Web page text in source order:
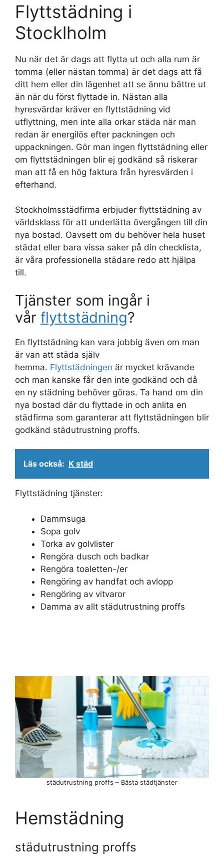
Flyttstädning i
Stocklholm
Nu när det är dags att flytta ut och alla rum är
tomma (eller nästan tomma) är det dags att få
ditt hem eller din lägenhet att se ännu bättre ut
än när du först flyttade in. Nästan alla
hyresvärdar kräver en flyttstädning vid
utflyttning, men inte alla orkar städa när man
redan är energilös efter packningen och
uppackningen. Gör man ingen flyttstädning eller
om flyttstädningen blir ej godkänd så riskerar
man att få en hög faktura från hyresvärden i
efterhand.
Stockholmsstädfirma erbjuder flyttstädning av
världsklass för att underlätta övergången till din
nya bostad. Oavsett om du behöver hela huset
städat eller bara vissa saker på din checklista,
är våra professionella städare redo att hjälpa
till.
Tjänster som ingår i
vår flyttstädning?
En flyttstädning kan vara jobbig även om man
är van att städa själv
hemma. Flyttstädningen är mycket krävande
och man kanske får den inte godkänd och då
en ny städning behöver göras. Ta hand om din
nya bostad där du flyttade in och anlita en
städfirma som garanterar att flyttstädningen blir
godkänd städutrustning proffs.
Läs också: K städ
Flyttstädning tjänster:
Dammsuga
Sopa golv
Torka av golvlister
Rengöra dusch och badkar
Rengöra toaletten-/er
Rengöring av handfat och avlopp
Rengöring av vitvaror
Damma av allt städutrustning proffs
städutrustning proffs – Bästa städtjänster
Hemstädning
städutrustning proffs